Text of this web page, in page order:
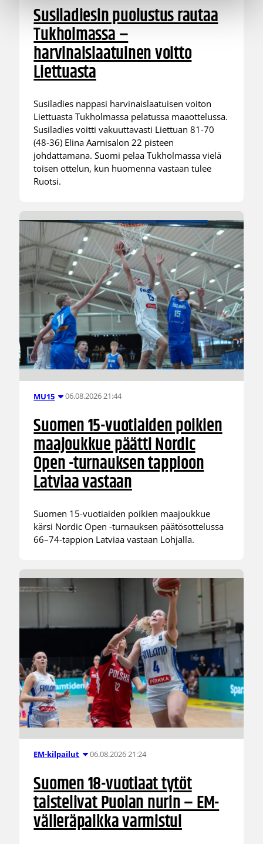
Susiladiesin puolustus rautaa
Tukholmassa –
harvinaislaatuinen voitto
Liettuasta
Susiladies nappasi harvinaislaatuisen voiton
Liettuasta Tukholmassa pelatussa maaottelussa.
Susiladies voitti vakuuttavasti Liettuan 81-70
(48-36) Elina Aarnisalon 22 pisteen
johdattamana. Suomi pelaa Tukholmassa vielä
toisen ottelun, kun huomenna vastaan tulee
Ruotsi.
MU15 06.08.2026 21:44
Suomen 15-vuotiaiden poikien
maajoukkue päätti Nordic
Open -turnauksen tappioon
Latviaa vastaan
Suomen 15-vuotiaiden poikien maajoukkue
kärsi Nordic Open -turnauksen päätösottelussa
66–74-tappion Latviaa vastaan Lohjalla.
EM-kilpailut 06.08.2026 21:24
Suomen 18-vuotiaat tytöt
taistelivat Puolan nurin – EM-
välieräpaikka varmistui